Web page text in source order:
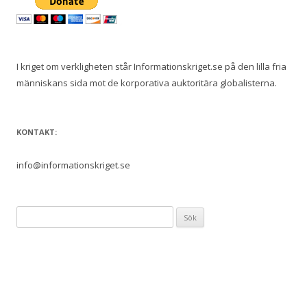
I kriget om verkligheten står Informationskriget.se på den lilla fria
människans sida mot de korporativa auktoritära globalisterna.
KONTAKT:
info@informationskriget.se
ö